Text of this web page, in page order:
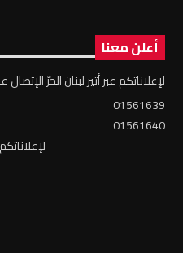
أعلن معنا
لإعلاناتكم عبر أثير لبنان الحرّ الإتصال
01561639
01561640
لإعلاناتكم